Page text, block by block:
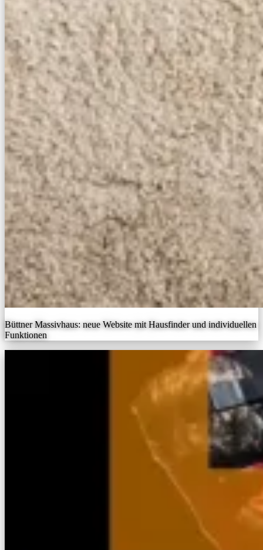
Büttner Massivhaus: neue Website mit Hausfinder und individuellen
Funktionen